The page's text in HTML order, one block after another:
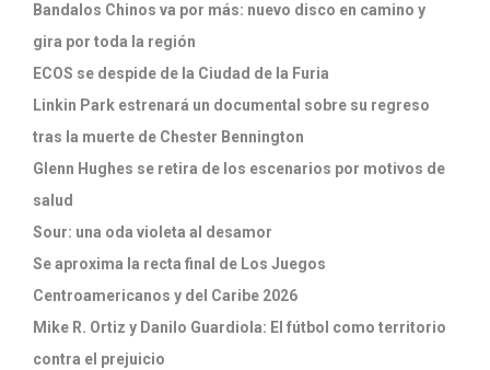
Bandalos Chinos va por más: nuevo disco en camino y
gira por toda la región
ECOS se despide de la Ciudad de la Furia
Linkin Park estrenará un documental sobre su regreso
tras la muerte de Chester Bennington
Glenn Hughes se retira de los escenarios por motivos de
salud
Sour: una oda violeta al desamor
Se aproxima la recta final de Los Juegos
Centroamericanos y del Caribe 2026
Mike R. Ortiz y Danilo Guardiola: El fútbol como territorio
contra el prejuicio